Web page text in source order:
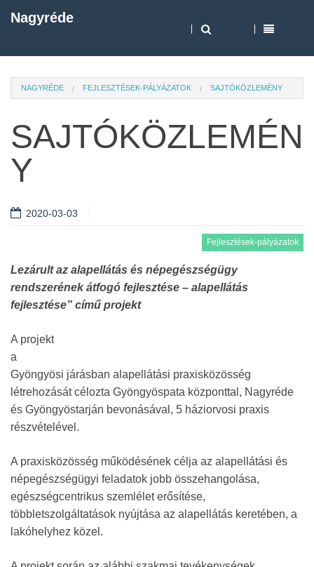
Nagyréde
NAGYRÉDE FEJLESZTÉSEK-PÁLYÁZATOK SAJTÓKÖZLEMÉNY
SAJTÓKÖZLEMÉN
Y
2020-03-03
Fejlesztések-pályázatok
Lezárult az alapellátás és népegészségügy
rendszerének átfogó fejlesztése – alapellátás
fejlesztése” című projekt
A projekt
a
Gyöngyösi járásban alapellátási praxisközösség
létrehozását célozta Gyöngyöspata központtal, Nagyréde
és Gyöngyöstarján bevonásával, 5 háziorvosi praxis
részvételével.
A praxisközösség működésének célja az alapellátási és
népegészségügyi feladatok jobb összehangolása,
egészségcentrikus szemlélet erősítése,
többletszolgáltatások nyújtása az alapellátás keretében, a
lakóhelyhez közel.